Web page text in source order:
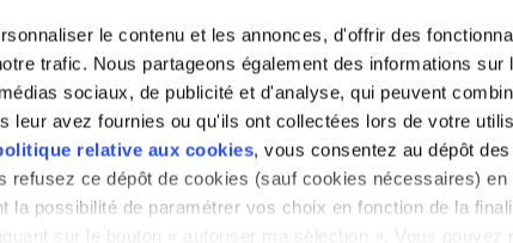
le contenu et les annonces, d'offrir des
trafic. Nous partageons également des informations sur
sociaux, de publicité et d'analyse, qui peuvent
leur avez fournies ou qu'ils ont collectées lors de votre
relative aux cookies, vous consentez au dépôt
refusez ce dépôt de cookies (sauf cookies nécessaires) en
la possibilité de paramétrer vos choix en fonction de la
sur le bouton « autoriser ma sélection ». Vous pouvez
Le Sucre et la Sucrière à 2 min à
hellolyon@mobhotel.com